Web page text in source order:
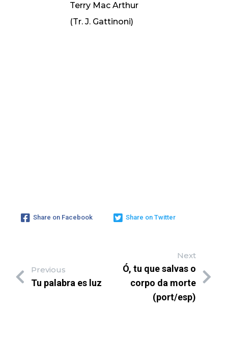
Terry Mac Arthur
(Tr. J. Gattinoni)
Share on Facebook Share on Twitter
Previous
Tu palabra es luz
Next
Ó, tu que salvas o
corpo da morte
(port/esp)